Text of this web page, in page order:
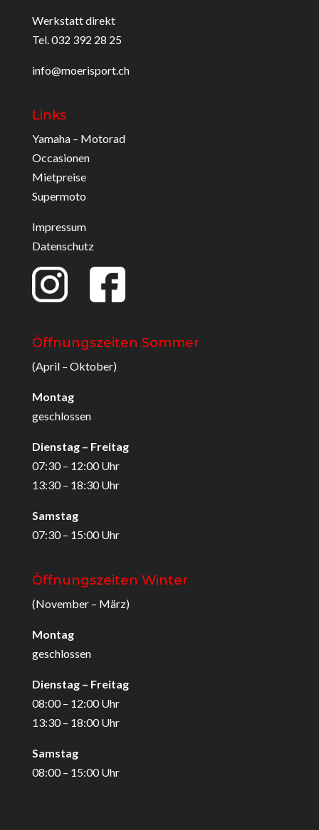
Werkstatt direkt
Tel. 032 392 28 25
info@moerisport.ch
Links
Yamaha – Motorad
Occasionen
Mietpreise
Supermoto
Impressum
Datenschutz
Öffnungszeiten Sommer
(April – Oktober)
Montag
geschlossen
Dienstag – Freitag
07:30 – 12:00 Uhr
13:30 – 18:30 Uhr
Samstag
07:30 – 15:00 Uhr
Öffnungszeiten Winter
(November – März)
Montag
geschlossen
Dienstag – Freitag
08:00 – 12:00 Uhr
13:30 – 18:00 Uhr
Samstag
08:00 – 15:00 Uhr